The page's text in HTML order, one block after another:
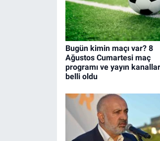
Bugün kimin maçı var? 8
Ağustos Cumartesi maç
programı ve yayın
belli oldu